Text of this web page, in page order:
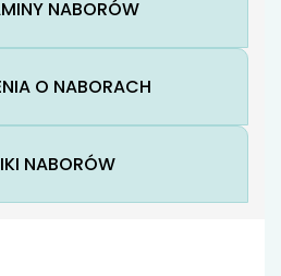
NABORÓW
O NABORACH
NABORÓW